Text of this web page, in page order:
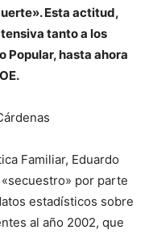
Esta actitud,
tanto a los
Popular, hasta ahora
Familiar, Eduardo
por parte
estadísticos sobre
al año 2002, que